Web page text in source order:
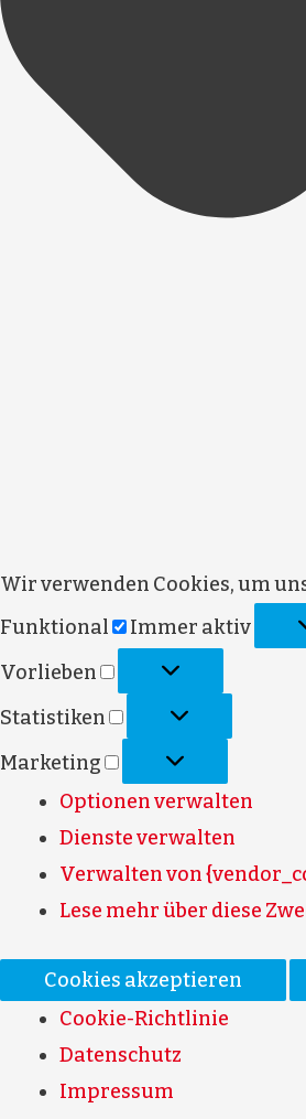
Wir verwenden Cookies, um
Funktional
Immer aktiv
Vorlieben
Statistiken
Marketing
Optionen verwalten
Dienste verwalten
Verwalten von
Lese mehr über diese
Cookies akzeptieren
Cookie-Richtlinie
Datenschutz
Impressum